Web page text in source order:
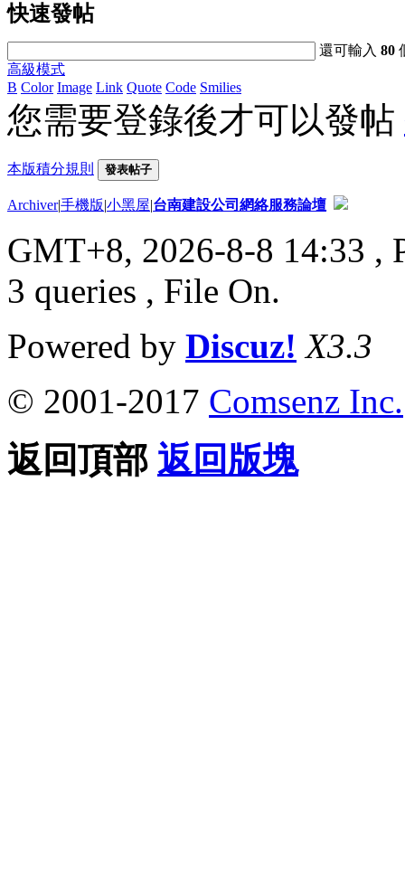
快速發帖
還可輸入80
高級模式
B Color Image Link Quote Code Smilies
您需要登錄後才可以發帖
本版積分規則 發表帖子
Archiver|手機版|小黑屋|台南建設公司網絡服務論壇
GMT+8, 2026-8-8 14:33 ,
3 queries , File On.
Powered by Discuz! X3.3
© 2001-2017 Comsenz Inc.
返回頂部 返回版塊